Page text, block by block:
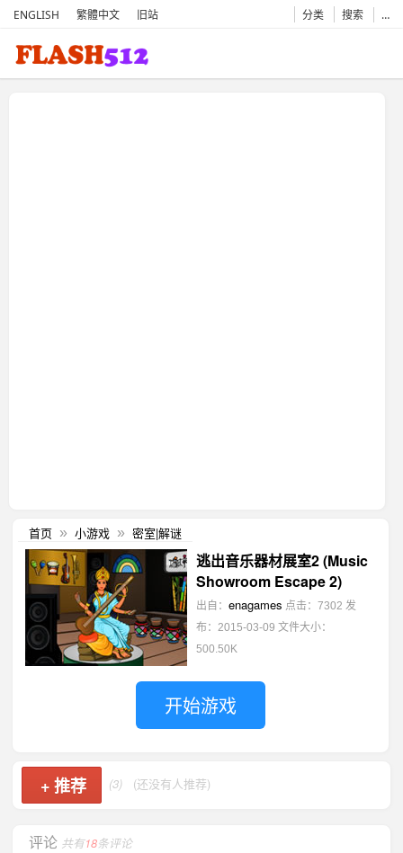
ENGLISH 繁體中文 旧站 分类 搜索 …
首页 » 小游戏 » 密室|解谜
逃出音乐器材展室2 (Music
Showroom Escape 2)
出自： enagames 点击：7302 发
布：2015-03-09 文件大小：
500.50K
开始游戏
+推荐 (3) (还没有人推荐)
评论 共有18条评论